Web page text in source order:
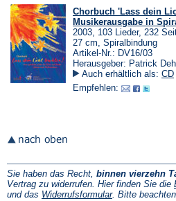
Chorbuch 'Lass dein
Musikerausgabe in
2003, 103 Lieder, 232
27 cm, Spiralbindung
Artikel-Nr.: DV16/03
Herausgeber: Patrick
Auch erhältlich als: CD
Empfehlen:
Sie haben das Recht, binnen vierzehn
Vertrag zu widerrufen. Hier finden Sie die
und das Widerrufsformular(Öffnet
. Bitte